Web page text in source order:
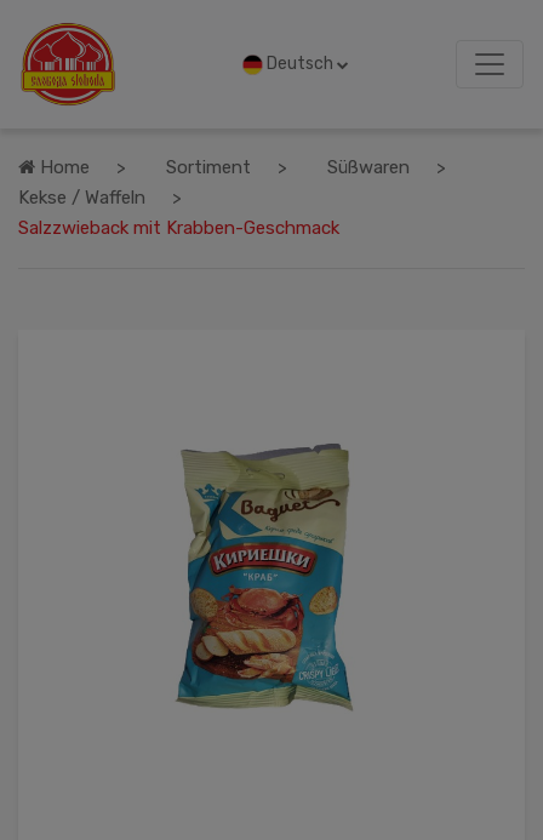
Deutsch
Home Sortiment
Süßwaren
Kekse / Waffeln
Salzzwieback mit Krabben-Geschmack